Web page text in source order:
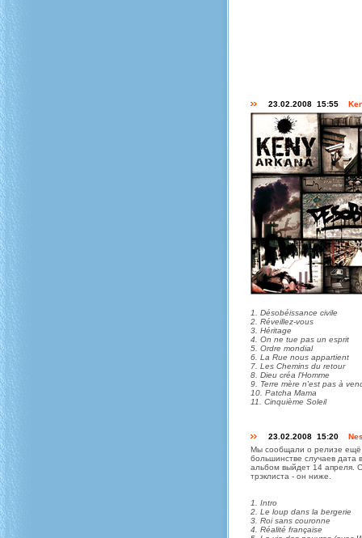
23.02.2008 15:55
1. Désobéissance civile
2. Réveillez-vous
3. Héritage
4. On ne tue pas un esprit
5. Ordre mondial
6. La Rue nous appartient
7. Les Chemins du retour
8. Dieu créa l'Homme
9. Terre mère n'est pas à
10. Patcha Mama
11. Cinquième Soleil
23.02.2008 15:20
Мы сообщали о релизе ещё
большинстве случаев дата
альбом выйдет 14 апреля.
трэклиста - он ниже.
1. Intro
2. Le loup dans la bergerie
3. Roi sans couronne
4. Réalité française